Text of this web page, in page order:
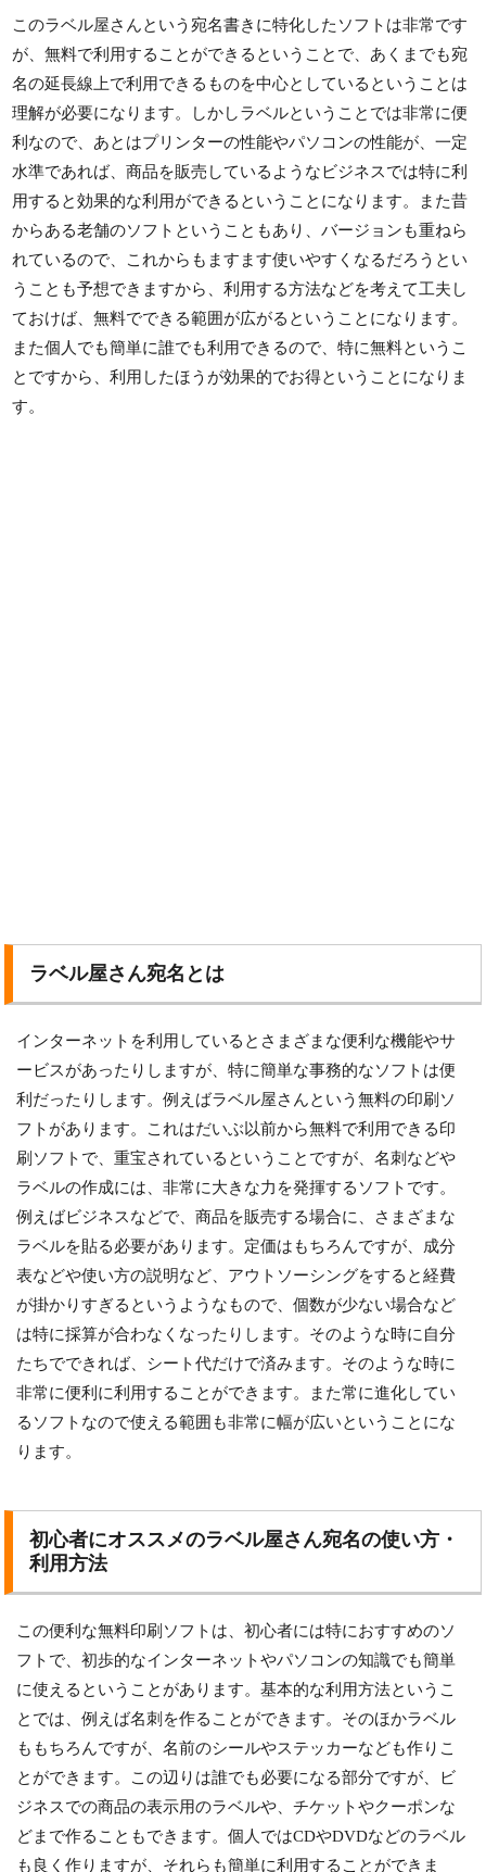
このラベル屋さんという宛名書きに特化したソフトは非常です
が、無料で利用することができるということで、あくまでも宛
名の延長線上で利用できるものを中心としているということは
理解が必要になります。しかしラベルということでは非常に便
利なので、あとはプリンターの性能やパソコンの性能が、一定
水準であれば、商品を販売しているようなビジネスでは特に利
用すると効果的な利用ができるということになります。また昔
からある老舗のソフトということもあり、バージョンも重ねら
れているので、これからもますます使いやすくなるだろうとい
うことも予想できますから、利用する方法などを考えて工夫し
ておけば、無料でできる範囲が広がるということになります。
また個人でも簡単に誰でも利用できるので、特に無料というこ
とですから、利用したほうが効果的でお得ということになりま
す。
ラベル屋さん宛名とは
インターネットを利用しているとさまざまな便利な機能やサ
ービスがあったりしますが、特に簡単な事務的なソフトは便
利だったりします。例えばラベル屋さんという無料の印刷ソ
フトがあります。これはだいぶ以前から無料で利用できる印
刷ソフトで、重宝されているということですが、名刺などや
ラベルの作成には、非常に大きな力を発揮するソフトです。
例えばビジネスなどで、商品を販売する場合に、さまざまな
ラベルを貼る必要があります。定価はもちろんですが、成分
表などや使い方の説明など、アウトソーシングをすると経費
が掛かりすぎるというようなもので、個数が少ない場合など
は特に採算が合わなくなったりします。そのような時に自分
たちでできれば、シート代だけで済みます。そのような時に
非常に便利に利用することができます。また常に進化してい
るソフトなので使える範囲も非常に幅が広いということにな
ります。
初心者にオススメのラベル屋さん宛名の使い方・
利用方法
この便利な無料印刷ソフトは、初心者には特におすすめのソ
フトで、初歩的なインターネットやパソコンの知識でも簡単
に使えるということがあります。基本的な利用方法というこ
とでは、例えば名刺を作ることができます。そのほかラベル
ももちろんですが、名前のシールやステッカーなども作りこ
とができます。この辺りは誰でも必要になる部分ですが、ビ
ジネスでの商品の表示用のラベルや、チケットやクーポンな
どまで作ることもできます。個人ではCDやDVDなどのラベル
も良く作りますが、それらも簡単に利用することができま